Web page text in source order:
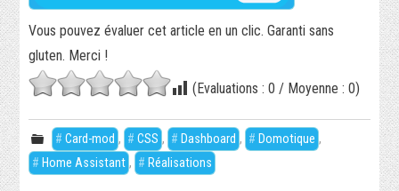
Vous pouvez évaluer cet article en un clic. Garanti sans
gluten. Merci !
(Evaluations :0 / Moyenne :0)
Card-mod , CSS , Dashboard , Domotique ,
Home Assistant , Réalisations